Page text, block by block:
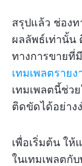
สรุปแล้ว ช่อง
ผลลัพธ์เท่านั้น
ทางการขายที่มี
เทมเพลตราย
เทมเพลตนี้ช่ว
ติดขัดได้อย่าง
เพื่อเริ่มต้น ใ
ในเทมเพลตกั